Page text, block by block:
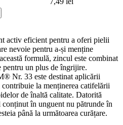
activ eficient pentru a oferi pielii
nevoie pentru a-și menține
formulă, zincul este combinat
pentru un plus de îngrijire.
Nr. 33 este destinat aplicării
la menținerea catifelării
de înaltă calitate. Datorită
în unguent nu pătrunde în
până la următoarea curățare.